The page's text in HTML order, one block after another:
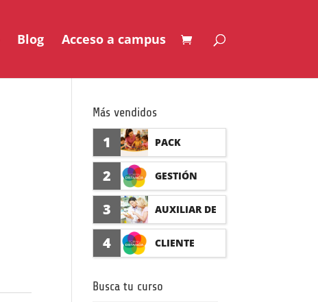
Blog Acceso a campus
Más vendidos
1 PACK
AUXILIAR DE
GUARDERÍA
CON
2 GESTIÓN
SEGURO DE
ACCIDENTES
(PRÁCTICAS
FORMATIVAS)
3 AUXILIAR DE
FARMACIA Y
IA CON
4 CLIENTE
Busca tu curso